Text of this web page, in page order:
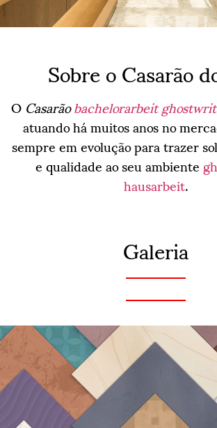
Sobre o Casarão
OCasarãobachelorarbeit
atuando há muitos anos no
sempre em evolução para trazer
e qualidade ao seu ambiente
hausarbeit.
Galeria